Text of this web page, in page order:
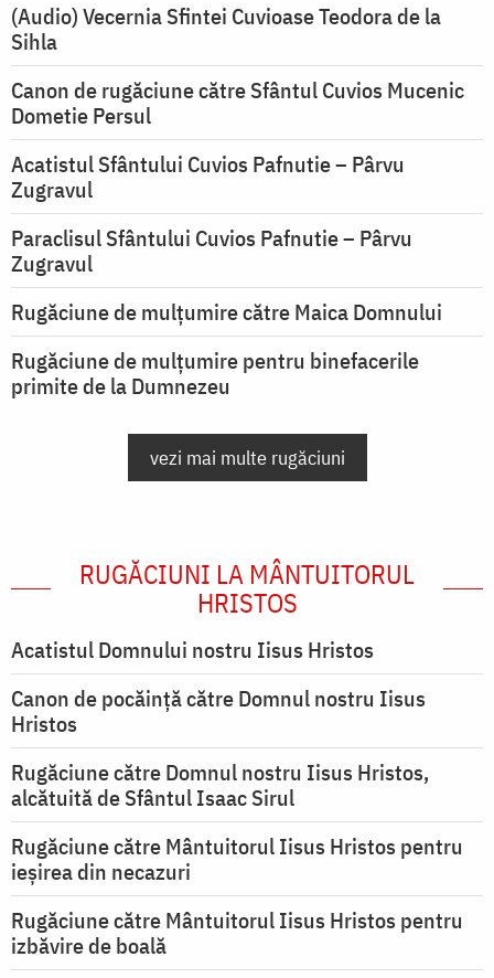
(Audio) Vecernia Sfintei Cuvioase Teodora de la
Sihla
Canon de rugăciune către Sfântul Cuvios Mucenic
Dometie Persul
Acatistul Sfântului Cuvios Pafnutie – Pârvu
Zugravul
Paraclisul Sfântului Cuvios Pafnutie – Pârvu
Zugravul
Rugăciune de mulţumire către Maica Domnului
Rugăciune de mulțumire pentru binefacerile
primite de la Dumnezeu
vezi mai multe rugăciuni
RUGĂCIUNI LA MÂNTUITORUL
HRISTOS
Acatistul Domnului nostru Iisus Hristos
Canon de pocăință către Domnul nostru Iisus
Hristos
Rugăciune către Domnul nostru Iisus Hristos,
alcătuită de Sfântul Isaac Sirul
Rugăciune către Mântuitorul Iisus Hristos pentru
ieşirea din necazuri
Rugăciune către Mântuitorul Iisus Hristos pentru
izbăvire de boală